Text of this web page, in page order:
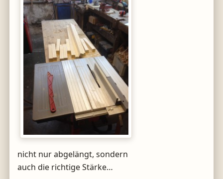
nicht nur abgelängt, sondern
auch die richtige Stärke…